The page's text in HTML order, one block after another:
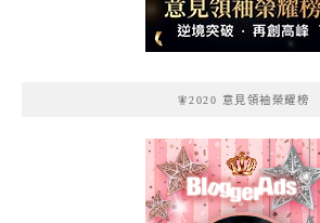
🧚2020 意見領袖榮耀榜